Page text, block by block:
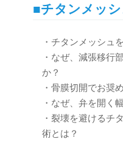
■チタンメッ
・チタンメッシュ
・なぜ、減張移行
か？
・骨膜切開でお奨
・なぜ、弁を開く
・裂壊を避けるチ
術とは？